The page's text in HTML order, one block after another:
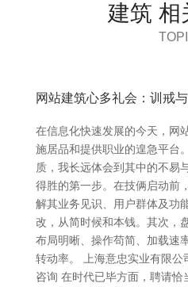
建筑 相
网站建筑心多礼会：训戒
在信息化快速发展的今天，网
施居品和提供职业的遑急平台
质，我长远体会到其中的不易
得胜的第一步。在技俩启动前
解其业务见识、用户群体及功
改，从简时候和本钱。其次，
布局明晰、操作苟简、加载速
转动率。 上海意忠实业有限公
咨询 在时代已毕方面，聘请